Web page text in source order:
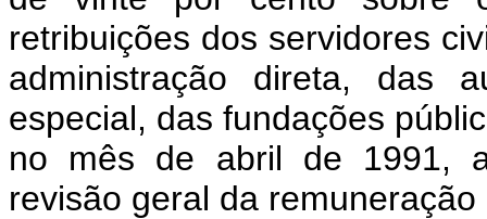
retribuições dos servidores
administração direta, das
especial, das fundações
no mês de abril de 1991,
revisão geral da